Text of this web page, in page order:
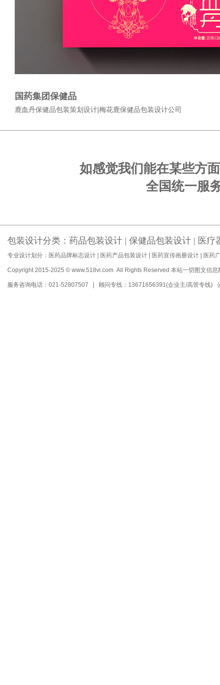
国药集团保健品
鹿血丹保健品包装策划设计|梅花鹿保健品包装设计公司
如感觉我们能在某些方
全国统一服
包装设计分类： 药品包装设计 | 保健品包装设计 | 医疗
专业设计划分： 医药品牌标志设计 医药产品包装设计 医药宣传画册设计 医药
Copyright 2015-2025 © www.518vi.com All Rights Reserved 本站一切图文信
服务咨询电话：021-52807507 | 顾问专线：13671656391(企业主/高管专线)